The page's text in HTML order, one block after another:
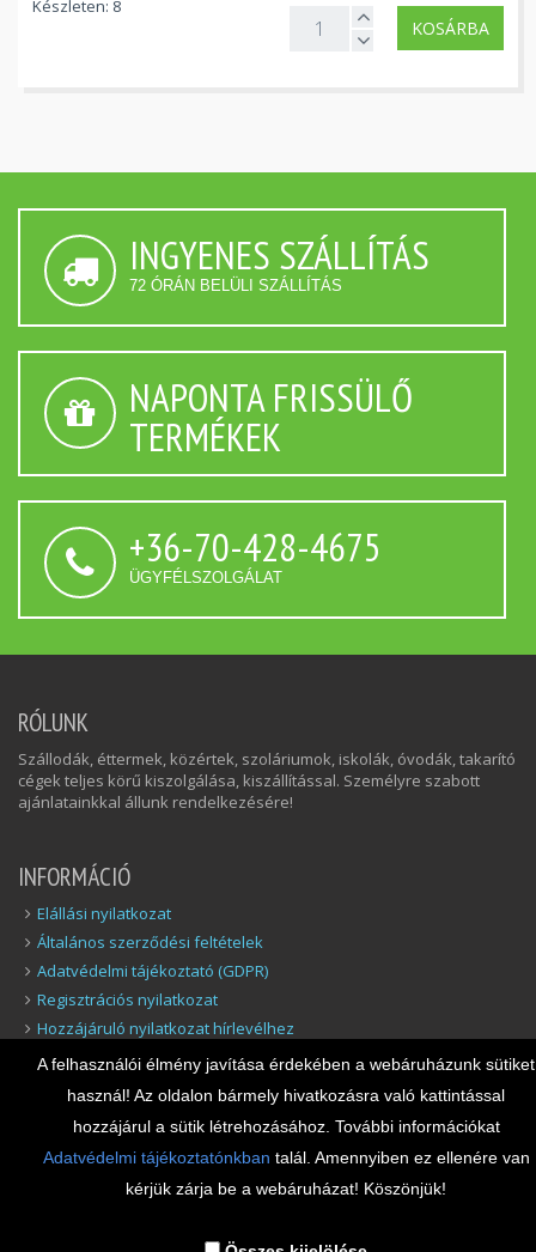
Készleten: 8
KOSÁRBA
INGYENES SZÁLLÍTÁS
72 ÓRÁN BELÜLI SZÁLLÍTÁS
NAPONTA FRISSÜLŐ
TERMÉKEK
+36-70-428-4675
ÜGYFÉLSZOLGÁLAT
RÓLUNK
Szállodák, éttermek, közértek, szoláriumok, iskolák, óvodák, takarító
cégek teljes körű kiszolgálása, kiszállítással. Személyre szabott
ajánlatainkkal állunk rendelkezésére!
INFORMÁCIÓ
Elállási nyilatkozat
Általános szerződési feltételek
Adatvédelmi tájékoztató (GDPR)
Regisztrációs nyilatkozat
Hozzájáruló nyilatkozat hírlevélhez
Elállás a szerződéstől
Felelősség Korlátozása
ELÉRHETŐSÉGEINK
Tel.:+36-20-347-3335, +36-70-428-4675
A felhasználói élmény javítása érdekében a webáruházunk sütiket
használ! Az oldalon bármely hivatkozásra való kattintással
hozzájárul a sütik létrehozásához. További információkat
Adatvédelmi tájékoztatónkban talál. Amennyiben ez ellenére van
kérjük zárja be a webáruházat! Köszönjük!